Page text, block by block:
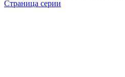
Страница серии